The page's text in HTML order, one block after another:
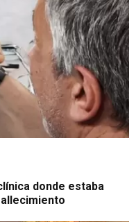
donde estaba